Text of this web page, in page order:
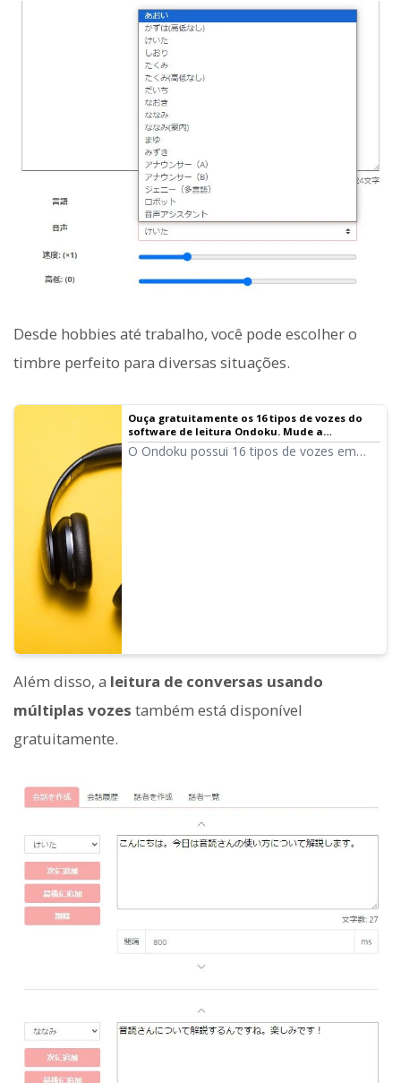
Desde hobbies até trabalho, você pode escolher o
timbre perfeito para diversas situações.
Ouça gratuitamente os 16 tipos de vozes do
software de leitura Ondoku. Mude a
impressão com variações de tom
O Ondoku possui 16 tipos de vozes em
Além disso, a leitura de conversas usando
múltiplas vozes também está disponível
gratuitamente.